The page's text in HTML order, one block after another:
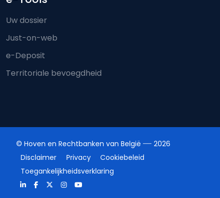
Uw dossier
Just-on-web
e-Deposit
Territoriale bevoegdheid
© Hoven en Rechtbanken van België
2026
Disclaimer
Privacy
Cookiebeleid
Toegankelijkheidsverklaring